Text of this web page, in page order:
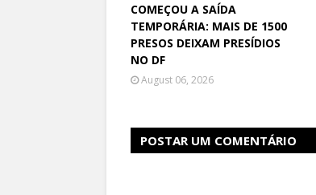
COMEÇOU A SAÍDA
TEMPORÁRIA: MAIS DE 1500
PRESOS DEIXAM PRESÍDIOS
NO DF
August 06, 2026
POSTAR UM COMENTÁRIO